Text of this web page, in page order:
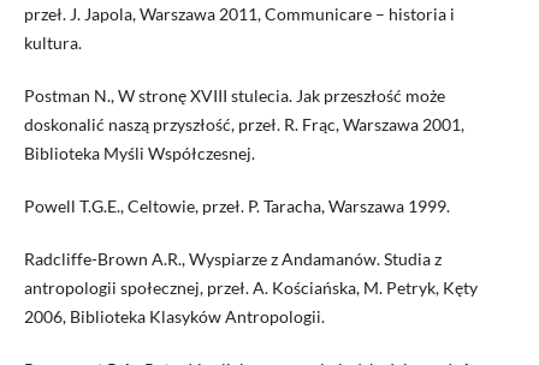
przeł. J. Japola, Warszawa 2011, Communicare – historia i
kultura.
Postman N., W stronę XVIII stulecia. Jak przeszłość może
doskonalić naszą przyszłość, przeł. R. Frąc, Warszawa 2001,
Biblioteka Myśli Współczesnej.
Powell T.G.E., Celtowie, przeł. P. Taracha, Warszawa 1999.
Radcliffe-Brown A.R., Wyspiarze z Andamanów. Studia z
antropologii społecznej, przeł. A. Kościańska, M. Petryk, Kęty
2006, Biblioteka Klasyków Antropologii.